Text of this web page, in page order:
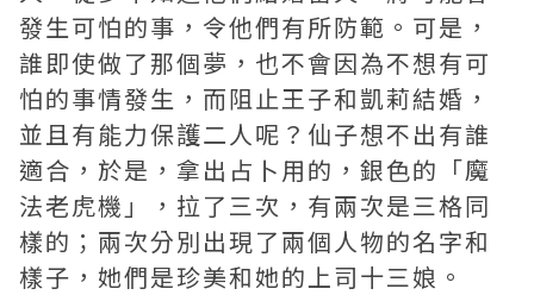
發生可怕的事，令他們有所防範。可是，
誰即使做了那個夢，也不會因為不想有可
怕的事情發生，而阻止王子和凱莉結婚，
並且有能力保護二人呢？仙子想不出有誰
適合，於是，拿出占卜用的，銀色的「魔
法老虎機」，拉了三次，有兩次是三格同
樣的；兩次分別出現了兩個人物的名字和
樣子，她們是珍美和她的上司十三娘。